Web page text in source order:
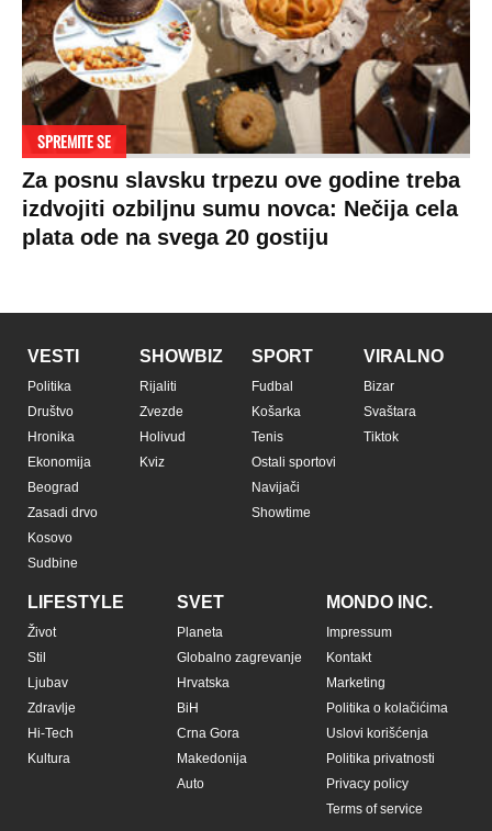
SPREMITE SE
Za posnu slavsku trpezu ove godine treba
izdvojiti ozbiljnu sumu novca: Nečija cela
plata ode na svega 20 gostiju
VESTI
Politika
Društvo
Hronika
Ekonomija
Beograd
Zasadi drvo
Kosovo
Sudbine
SHOWBIZ
Rijaliti
Zvezde
Holivud
Kviz
SPORT
Fudbal
Košarka
Tenis
Ostali sportovi
Navijači
Showtime
VIRALNO
Bizar
Svaštara
Tiktok
LIFESTYLE
Život
Stil
Ljubav
Zdravlje
Hi-Tech
Kultura
SVET
Planeta
Globalno zagrevanje
Hrvatska
BiH
Crna Gora
Makedonija
Auto
MONDO INC.
Impressum
Kontakt
Marketing
Politika o kolačićima
Uslovi korišćenja
Politika privatnosti
Privacy policy
Terms of service